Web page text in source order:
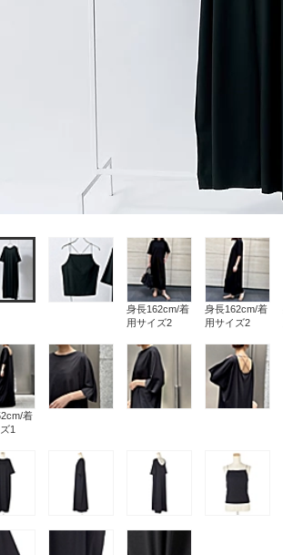
身長162cm/着
用サイズ2
身長162cm/着
用サイズ2
着
1